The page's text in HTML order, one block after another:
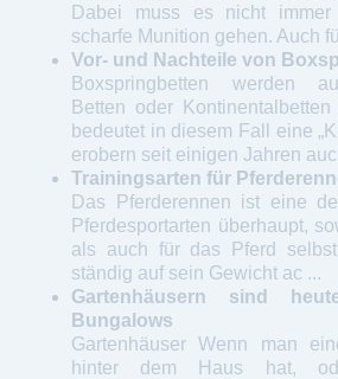
Dabei muss es nicht
scharfe Munition gehen. Auch
Vor- und Nachteile von
Boxspringbetten werden
Betten oder
bedeutet in diesem Fall eine
erobern seit einigen Jahren
Trainingsarten für
Das Pferderennen ist eine
Pferdesportarten überhaupt,
als auch für das Pferd
ständig auf sein Gewicht ac ...
Gartenhäusern sind
Bungalows
Gartenhäuser Wenn man
hinter dem Haus hat,